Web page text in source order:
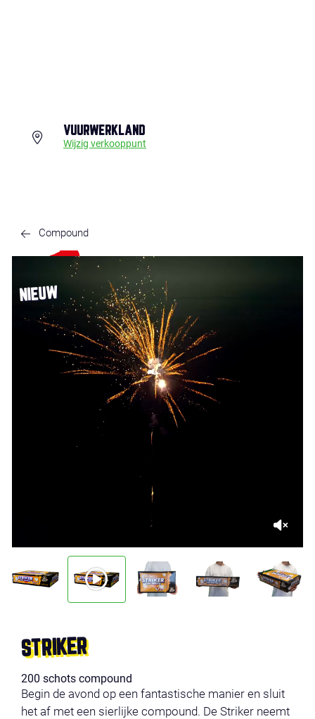
VUURWERKLAND
Wijzig verkooppunt
Compound
NIEUW
STRIKER
200 schots compound
Begin de avond op een fantastische manier en sluit
het af met een sierlijke compound. De Striker neemt